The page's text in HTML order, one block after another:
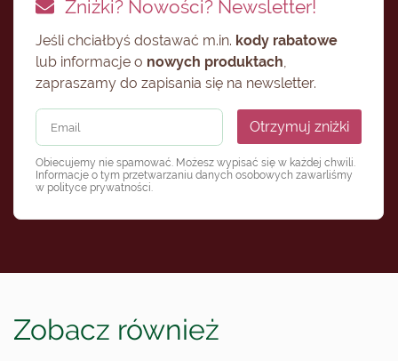
Zniżki? Nowości? Newsletter!
Jeśli chciałbyś dostawać m.in. kody rabatowe
lub informacje o nowych produktach
zapraszamy do zapisania się na newsletter.
Otrzymuj zniżki
Obiecujemy nie spamować. Możesz wypisać się w każdej chwili.
Informacje o tym przetwarzaniu danych osobowych zawarliśmy
w polityce prywatności
Zobacz również